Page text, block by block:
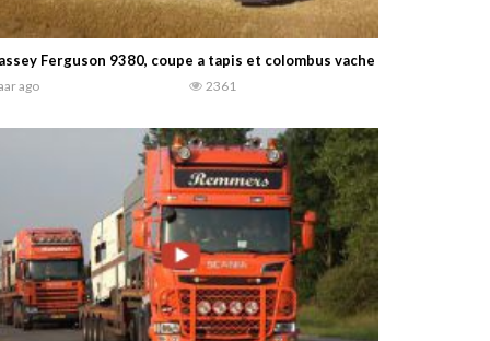
Ferguson 9380, coupe a tapis et colombus vache a la moisson de
ago 2361